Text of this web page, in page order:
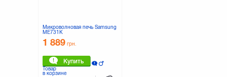
Микроволновая печь Samsung
ME731K
1 889 грн.
Купить
Товар
в корзине